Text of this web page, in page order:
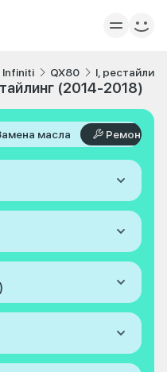
Infiniti QX80 I,
(2014-2018)
масла Ремонт